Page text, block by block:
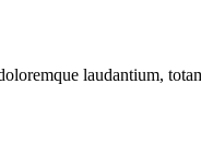
laudantium,